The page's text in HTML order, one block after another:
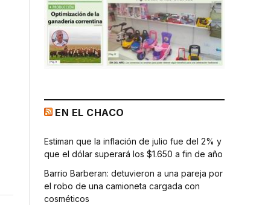
EN EL CHACO
Estiman que la inflación de julio fue del 2% y
que el dólar superará los $1.650 a fin de año
Barrio Barberan: detuvieron a una pareja por
el robo de una camioneta cargada con
cosméticos